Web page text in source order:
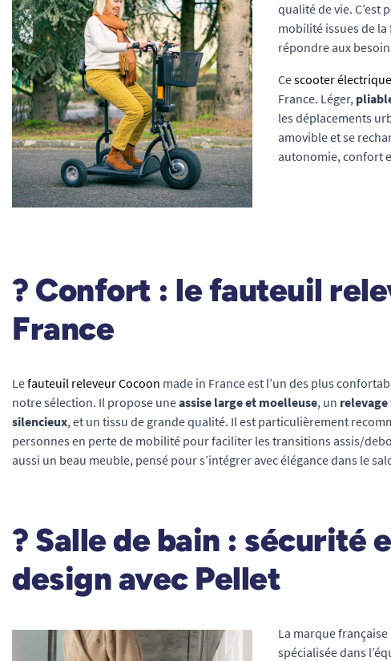
qualité de vie. C’est
mobilité issues de
répondre aux
Cescooter
France. Léger,
les déplacements
amovible et se
autonomie, confort
?️ Confort : le fauteuil
France
Lefauteuil releveur Cocoon made in France est l’un des plus
notre sélection. Il propose uneassise large et moelleuse, un
silencieux, et un tissu de grande qualité. Il est particulièrement
personnes en perte de mobilité pour faciliter les transitions assis/
aussi un beau meuble, pensé pour s’intégrer avec élégance dans le
? Salle de bain : sécurité
design avec Pellet
La marque française
spécialisée dans